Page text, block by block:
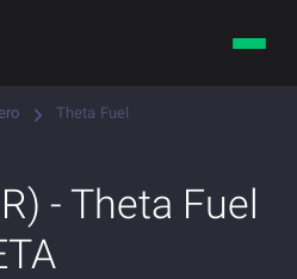
Theta Fuel
- Theta Fuel